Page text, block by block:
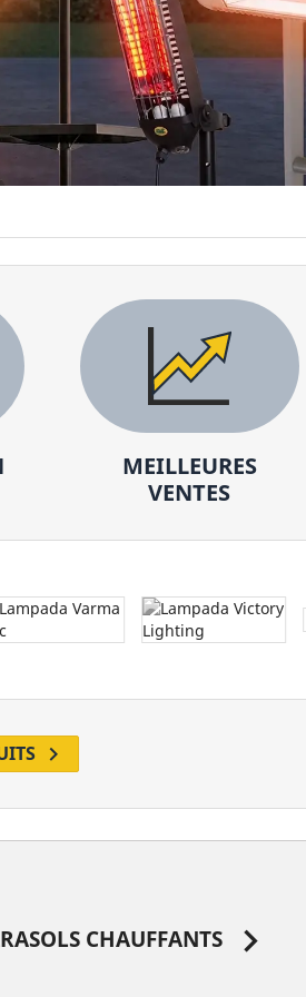
IP44
DEVIS INCLUS
Puissance
Montage sur
MEILLEURES
VENTES

CHAUFFANTS 